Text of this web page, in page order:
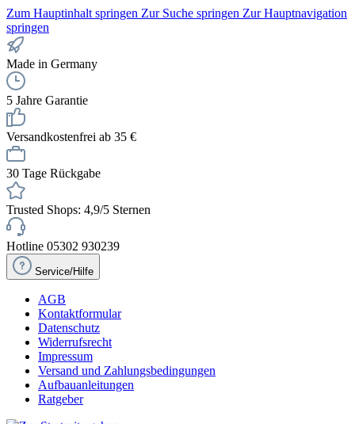
Zum Hauptinhalt springen Zur Suche springen Zur Hauptnavigation
springen
Made in Germany
5 Jahre Garantie
Versandkostenfrei ab 35 €
30 Tage Rückgabe
Trusted Shops: 4,9/5 Sternen
Hotline 05302 930239
Service/Hilfe
AGB
Kontaktformular
Datenschutz
Widerrufsrecht
Impressum
Versand und Zahlungsbedingungen
Aufbauanleitungen
Ratgeber